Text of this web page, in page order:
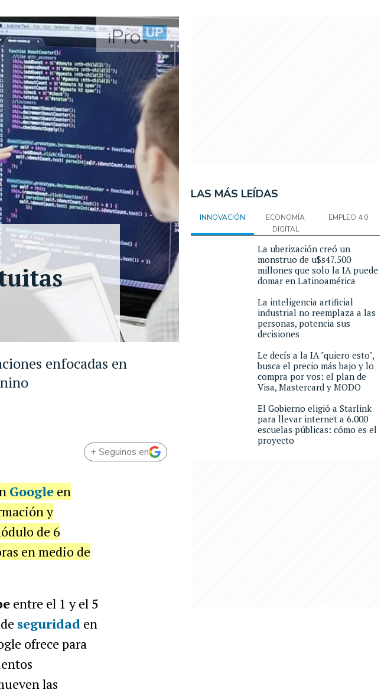
enfocadas en
+ Seguinos en
Googleen
y
de 6
en medio de
entre el 1 y el 5
seguridaden
ofrece para
las
LAS MÁS LEÍDAS
INNOVACIÓN
ECONOMÍA
DIGITAL
EMPLEO 4.0
La uberización creó un
monstruo de u$s47.500
millones que solo la IA puede
domar en Latinoamérica
La inteligencia artificial
industrial no reemplaza a las
personas, potencia sus
decisiones
Le decís a la IA "quiero esto",
busca el precio más bajo y lo
compra por vos: el plan de
Visa, Mastercard y MODO
El Gobierno eligió a Starlink
para llevar internet a 6.000
escuelas públicas: cómo es el
proyecto